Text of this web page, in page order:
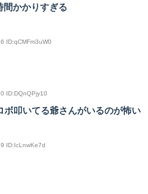
間かかりすぎる
ID:qCMFm3uW0
ID:DQnQPjy10
ボ叩いてる爺さんがいるのが怖い
ID:IcLnwKe7d